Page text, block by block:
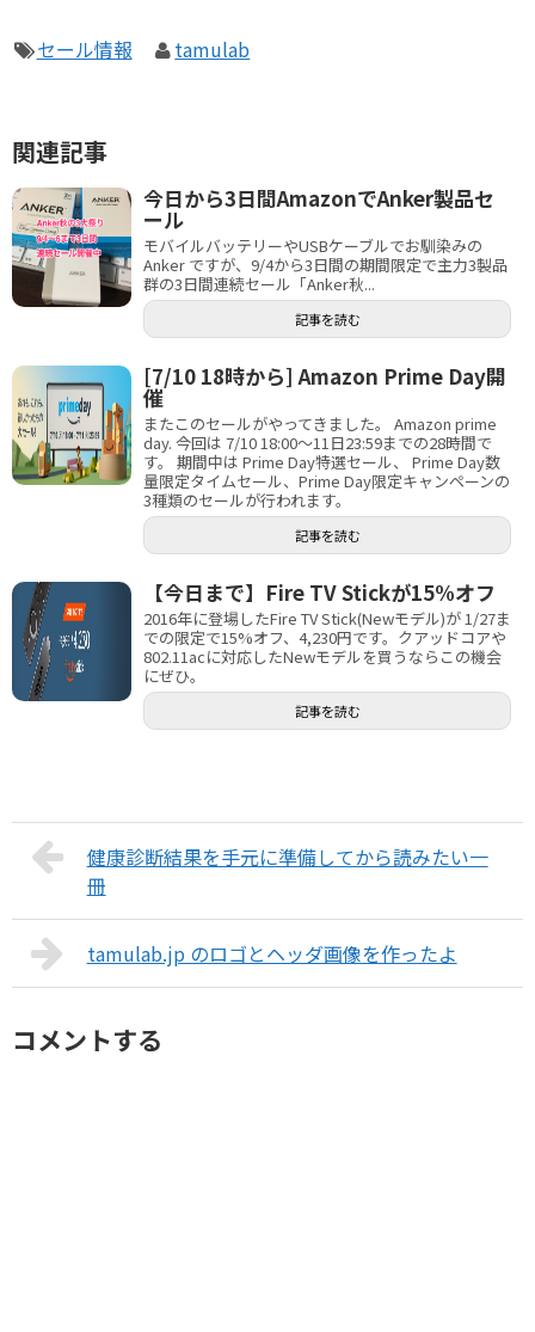
セール情報 tamulab
関連記事
今日から3日間AmazonでAnker製品セ
ール
モバイルバッテリーやUSBケーブルでお馴染みの
Anker ですが、9/4から3日間の期間限定で主力3製品
群の3日間連続セール「Anker秋...
記事を読む
[7/10 18時から] Amazon Prime Day開
催
またこのセールがやってきました。 Amazon prime
day. 今回は 7/10 18:00〜11日23:59までの28時間で
す。 期間中は Prime Day特選セール、 Prime Day数
量限定タイムセール、Prime Day限定キャンペーンの
3種類のセールが行われます。
記事を読む
【今日まで】Fire TV Stickが15%オフ
2016年に登場したFire TV Stick(Newモデル)が 1/27ま
での限定で15%オフ、4,230円です。クアッドコアや
802.11acに対応したNewモデルを買うならこの機会
にぜひ。
記事を読む
健康診断結果を手元に準備してから読みたい一
冊
tamulab.jp のロゴとヘッダ画像を作ったよ
コメントする